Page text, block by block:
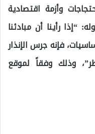
وأزمة اقتصادية
“إذا رأينا أن مبادئنا
فإنه جرس الإنذار
وذلك وفقاً لموقع